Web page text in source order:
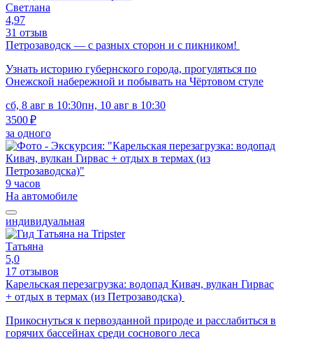
Светлана
4,97
31 отзыв
Петрозаводск — с разных сторон и с пикником!
Узнать историю губернского города, прогуляться по
Онежской набережной и побывать на Чёртовом стуле
сб, 8 авг в 10:30пн, 10 авг в 10:30
3500 ₽
за одного
9 часов
На автомобиле
индивидуальная
Татьяна
5,0
17 отзывов
Карельская перезагрузка: водопад Кивач, вулкан Гирвас
+ отдых в термах (из Петрозаводска)
Прикоснуться к первозданной природе и расслабиться в
горячих бассейнах среди соснового леса